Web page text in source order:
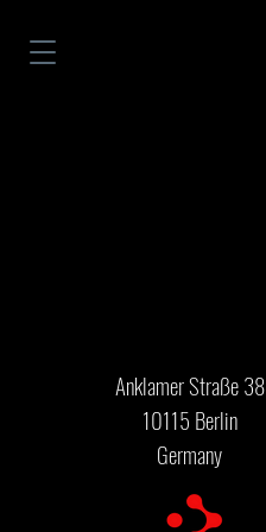
Anklamer Straße 38
10115 Berlin
Germany